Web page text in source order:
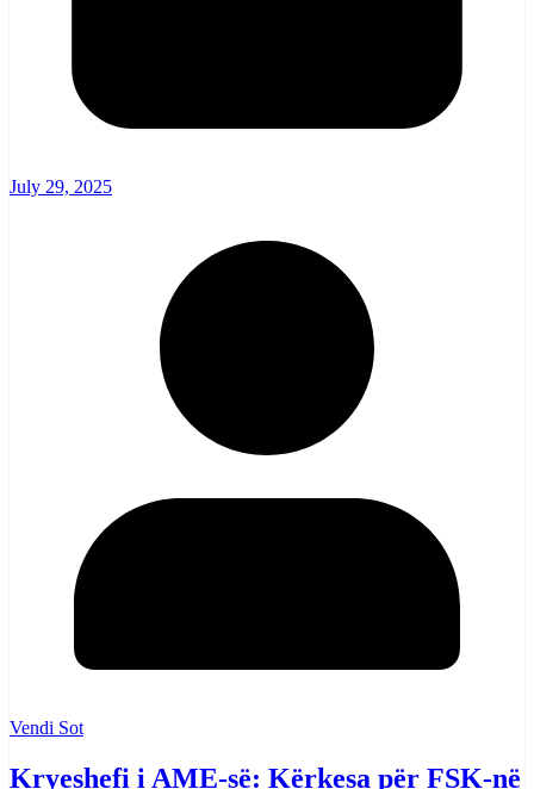
July 29, 2025
Vendi Sot
Kryeshefi i AME-së: Kërkesa për FSK-në